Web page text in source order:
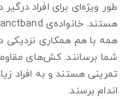
طور ویژه‌ای برای افراد
همه با هم همکاری نزدیکی
شما برسانند. کش‌های
تمرینی هستند و به افراد
اندام برسند.